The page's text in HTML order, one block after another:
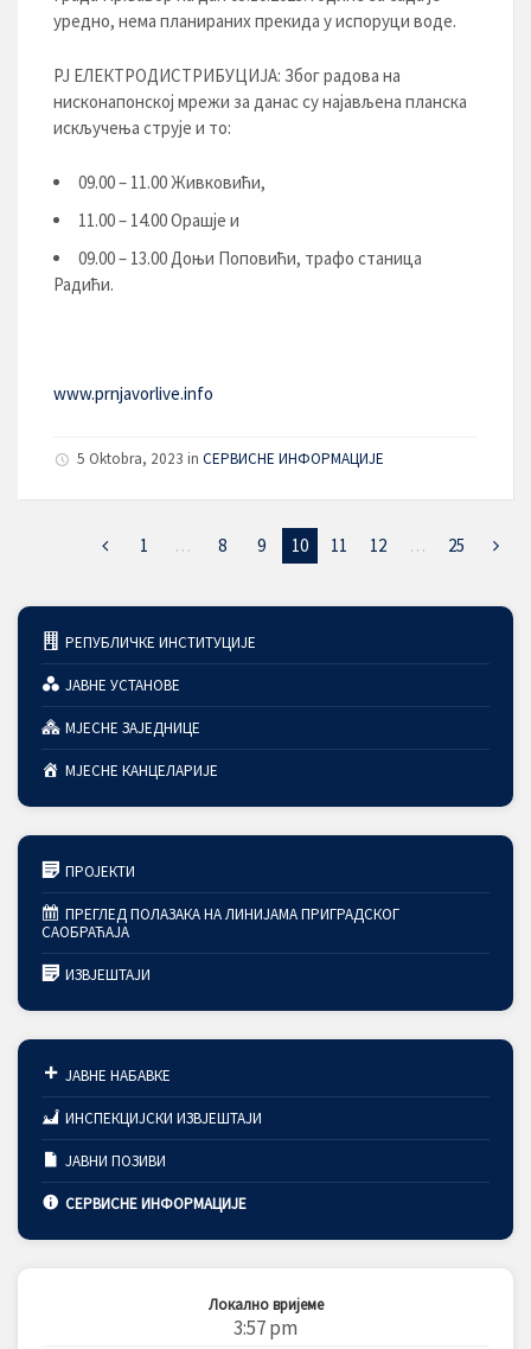
уредно, нема планираних прекида у испоруци воде.
РЈ ЕЛЕКТРОДИСТРИБУЦИЈA: Због радова на
нисконапонској мрежи за данас су најављена планска
искључења струје и то:
09.00 – 11.00 Живковићи,
11.00 – 14.00 Орашје и
09.00 – 13.00 Доњи Поповићи, трафо станица
Радићи.
www.prnjavorlive.info
5 Oktobra, 2023 in СЕРВИСНЕ ИНФОРМАЦИЈЕ
1 … 8 9 10 11 12 … 25
РЕПУБЛИЧКЕ ИНСТИТУЦИЈЕ
ЈАВНЕ УСТАНОВЕ
МЈЕСНЕ ЗАЈЕДНИЦЕ
МЈЕСНЕ КАНЦЕЛАРИЈЕ
ПРОЈЕКТИ
ПРЕГЛЕД ПОЛАЗАКА НА ЛИНИЈАМА ПРИГРАДСКОГ
САОБРАЋАЈА
ИЗВЈЕШТАЈИ
ЈАВНЕ НАБАВКЕ
ИНСПЕКЦИЈСКИ ИЗВЈЕШТАЈИ
ЈАВНИ ПОЗИВИ
СЕРВИСНЕ ИНФОРМАЦИЈЕ
Локално вријеме
3:57 pm